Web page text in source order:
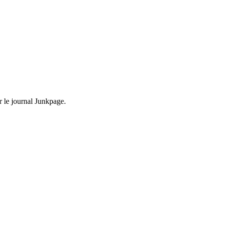
le journal Junkpage.